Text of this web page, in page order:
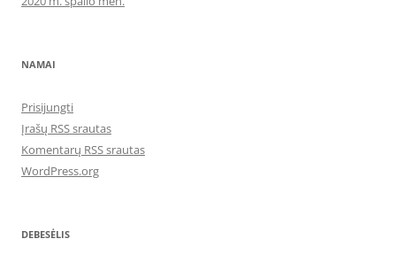
NAMAI
Prisijungti
Įrašų RSS srautas
Komentarų RSS srautas
WordPress.org
DEBESĖLIS